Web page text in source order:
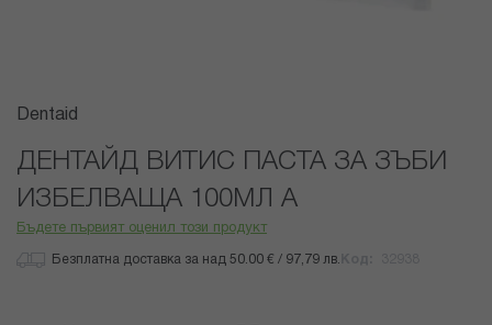
Преминете
началото
галерия
със
Dentaid
ДЕНТАЙД ВИТИС ПАСТА ЗА ЗЪБИ
ИЗБЕЛВАЩА 100МЛ А
Бъдете първият оценил този продукт
Безплатна доставка за над 50.00 € / 97,79 лв.